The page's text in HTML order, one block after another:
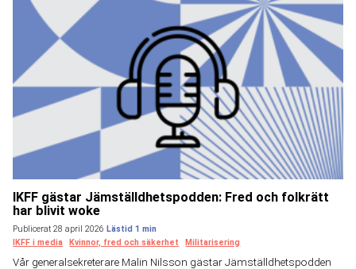
IKFF gästar Jämställdhetspodden: Fred och folkrätt
har blivit woke
Publicerat 28 april 2026
IKFF i media
Kvinnor, fred och säkerhet Militarisering
Vår generalsekreterare Malin Nilsson gästar Jämställdhetspodden